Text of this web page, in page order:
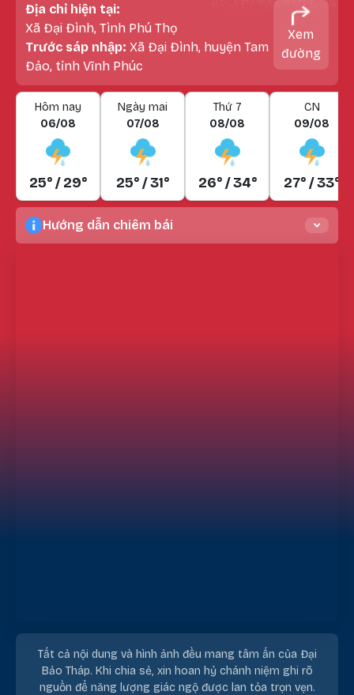
Địa chỉ hiện tại:
Xã Đại Đình, Tình Phú Thọ
Trước sáp nhập: Xã Đại Đình, huyện Tam
Đảo, tỉnh Vĩnh Phúc
Xem
đường
Hôm nay
06/08
25° / 29°
Ngày mai
07/08
25° / 31°
Thứ 7
08/08
26° / 34°
CN
09/08
27° / 33°
Hướng dẫn chiêm bái
Tất cả nội dung và hình ảnh đều mang tâm ấn của Đại
Bảo Tháp. Khi chia sẻ, xin hoan hỷ chánh niệm ghi rõ
nguồn để năng lượng giác ngộ được lan tỏa trọn vẹn.